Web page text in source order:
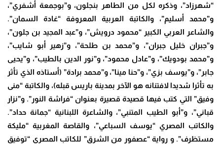
“شهرزاد”، وذكره لكل من الطاهر بنجلون، و”بوجمعة أشفري”،
و”محمد أسليم”، والكاتبة العربية المعروفة “غادة السمان”.
والشاعر العربي الكبير “محمود درويش”، و”عبد المجيد بن جلون”،
و”جبران خليل جبران”، و”محمد بن طلحة”، و”زهير أبو شايب”،
و”محمد بودويك”، و”عادل محمود”، و”نور الدين بالطيب”، و”يحيى
جابر”، و”يوسف بزي”، و”حنا مينا”، و”محمد برادة” (أستاذه الذي تأثر
به تأثرا شديدا لافتنانه هو الآخر بمدينة باريس قبله)، والكاتبة “منى
وفيق” التي كتب فيها قصيدة قصيرة بعنوان “فراشة النور”. و”نزار
قباني”، و”أبو الطيب المتنبي”، والشاعرة اللبنانية “جمانة حداد”.
والكاتب المصري “يوسف السباعي”، والقاصة المغربية “مليكة
مستظرف”. و رواية “عصفور من الشرق” للكاتب المصري “توفيق